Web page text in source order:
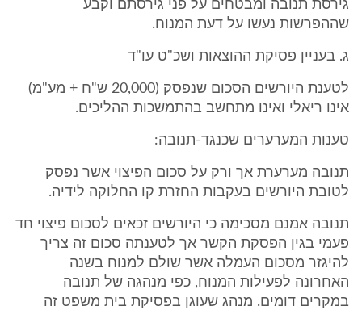
גירסת תנובה ומבטחים על פני גירסתם וקבע
שההפרשות נעשו על דעת המנוח.
ג. בעניין פסיקת ההוצאות ושכ"ט עו"ד
לטענת היורשים הסכום שנפסק (20,000 ש"ח + מע"מ)
אינו ריאלי ואינו מתחשב בהתמשכות ההליכים.
טענות המערערים שכנגד-תנובה:
תנובה מערערת אך ורק על סכום הפיצוי אשר נפסק
לטובת היורשים בעקבות החזרת קו החלוקה לידיה.
תנובה אמנם מסכימה כי היורשים זכאים לסכום פיצוי חד
פעמי בגין הפסקת הקשר אך לטענתה סכום זה צריך
להיגזר מסכום העמלה אשר שולם למנוח בשנה
האחרונה לפעילות המנוח, כפי מנהגה של תנובה
במקרים דומים. מנהג שעוגן בפסיקת בית משפט זה